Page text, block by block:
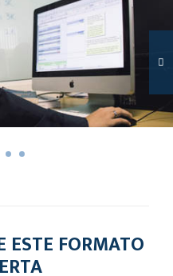
ESTE FORMATO